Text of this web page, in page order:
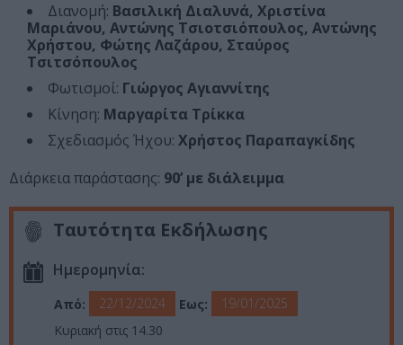
Διανομή: Βασιλική Διαλυνά, Χριστίνα
Μαριάνου, Αντώνης Τσιοτσιόπουλος, Αντώνης
Χρήστου, Φώτης Λαζάρου, Σταύρος
Τσιτσόπουλος
Φωτισμοί: Γιώργος Αγιαννίτης
Κίνηση: Μαργαρίτα Τρίκκα
Σχεδιασμός Ήχου: Χρήστος Παραπαγκίδης
Διάρκεια παράστασης: 90’ με διάλειμμα
Ταυτότητα Εκδήλωσης
Ημερομηνία:
Από: 22/12/2024 Εως:
19/01/2025
Κυριακή στις 14.30